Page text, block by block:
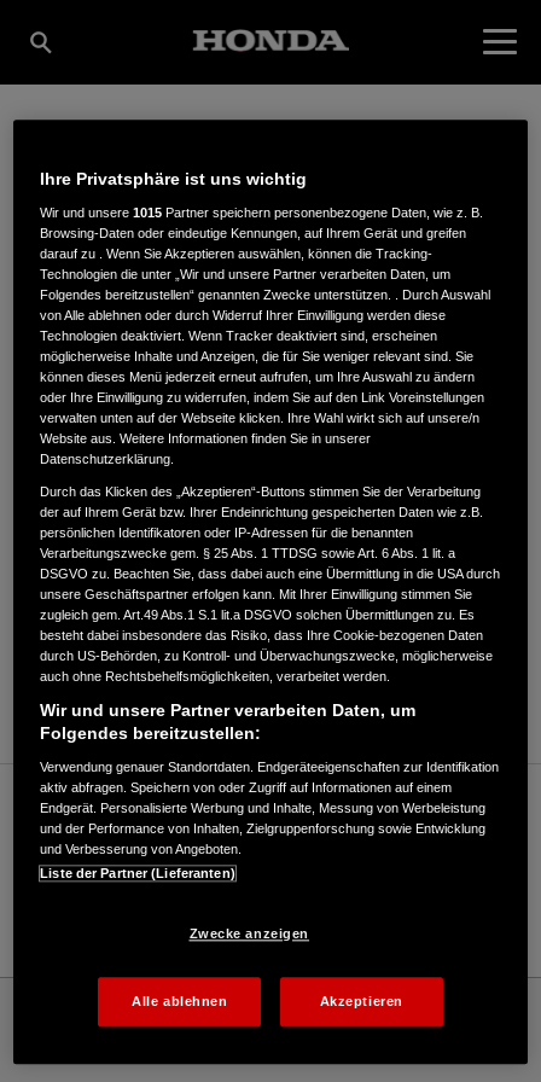
HALLER FORST &
GARTENGERÄTE INH.
DORINA HALLER-
KINDLE
Burgbühlstraße 7,77933,Lahr
ANFAHRTSBESCHREIBUNG ANFORDERN
WEBSITE
Verkauf / Kundendienst
Rasen und Garten
Haller Forst & Gartengeräte Inh. Dorina Haller-Kindle - Garten – Honda -
Ihre Privatsphäre ist uns wichtig
Wir und unsere1015 Partner speichern personenbezogene Daten, wie z. B.
Browsing-Daten oder eindeutige Kennungen, auf Ihrem Gerät und greifen
darauf zu . Wenn Sie Akzeptieren auswählen, können die Tracking-
Technologien die unter „Wir und unsere Partner verarbeiten Daten, um
Folgendes bereitzustellen“ genannten Zwecke unterstützen. . Durch Auswahl
von Alle ablehnen oder durch Widerruf Ihrer Einwilligung werden diese
Technologien deaktiviert. Wenn Tracker deaktiviert sind, erscheinen
möglicherweise Inhalte und Anzeigen, die für Sie weniger relevant sind. Sie
können dieses Menü jederzeit erneut aufrufen, um Ihre Auswahl zu ändern
oder Ihre Einwilligung zu widerrufen, indem Sie auf den Link Voreinstellungen
verwalten unten auf der Webseite klicken. Ihre Wahl wirkt sich auf unsere/n
Website aus. Weitere Informationen finden Sie in unserer
Datenschutzerklärung.
Durch das Klicken des „Akzeptieren“-Buttons stimmen Sie der Verarbeitung
der auf Ihrem Gerät bzw. Ihrer Endeinrichtung gespeicherten Daten wie z.B.
persönlichen Identifikatoren oder IP-Adressen für die benannten
Verarbeitungszwecke gem. § 25 Abs. 1 TTDSG sowie Art. 6 Abs. 1 lit. a
DSGVO zu. Beachten Sie, dass dabei auch eine Übermittlung in die USA durch
unsere Geschäftspartner erfolgen kann. Mit Ihrer Einwilligung stimmen Sie
zugleich gem. Art.49 Abs.1 S.1 lit.a DSGVO solchen Übermittlungen zu. Es
besteht dabei insbesondere das Risiko, dass Ihre Cookie-bezogenen Daten
durch US-Behörden, zu Kontroll- und Überwachungszwecke, möglicherweise
auch ohne Rechtsbehelfsmöglichkeiten, verarbeitet werden.
Wir und unsere Partner verarbeiten Daten, um
Folgendes bereitzustellen:
Verwendung genauer Standortdaten. Endgeräteeigenschaften zur Identifikation
aktiv abfragen. Speichern von oder Zugriff auf Informationen auf einem
Endgerät. Personalisierte Werbung und Inhalte, Messung von Werbeleistung
und der Performance von Inhalten, Zielgruppenforschung sowie Entwicklung
und Verbesserung von Angeboten.
Liste der Partner (Lieferanten)
Zwecke anzeigen
Alle ablehnen Akzeptieren